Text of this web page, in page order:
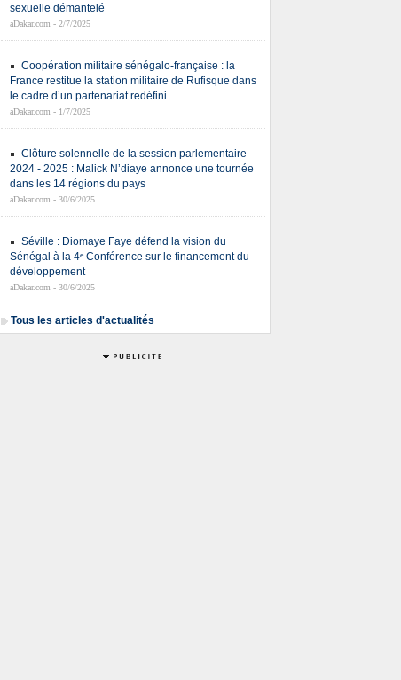
sexuelle démantelé
aDakar.com - 2/7/2025
Coopération militaire sénégalo-française : la
France restitue la station militaire de Rufisque dans
le cadre d’un partenariat redéfini
aDakar.com - 1/7/2025
Clôture solennelle de la session parlementaire
2024 - 2025 : Malick N’diaye annonce une tournée
dans les 14 régions du pays
aDakar.com - 30/6/2025
Séville : Diomaye Faye défend la vision du
Sénégal à la 4ᵉ Conférence sur le financement du
développement
aDakar.com - 30/6/2025
Tous les articles d'actualités